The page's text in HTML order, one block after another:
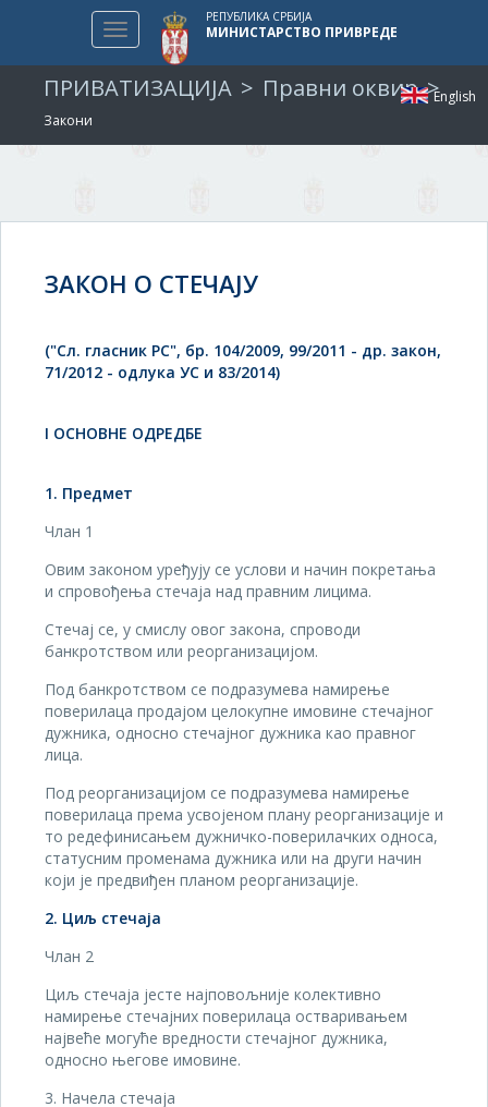
English
Toggle
navigation
РЕПУБЛИКА СРБИЈА
МИНИСТАРСТВО ПРИВРЕДЕ
ПРИВАТИЗАЦИЈА Правни оквир
Закони
ЗАКОН О СТЕЧАЈУ
("Сл. гласник РС", бр. 104/2009, 99/2011 - др. закон,
71/2012 - одлука УС и 83/2014)
I ОСНОВНЕ ОДРЕДБЕ
1. Предмет
Члан 1
Овим законом уређују се услови и начин покретања
и спровођења стечаја над правним лицима.
Стечај се, у смислу овог закона, спроводи
банкротством или реорганизацијом.
Под банкротством се подразумева намирење
поверилаца продајом целокупне имовине стечајног
дужника, односно стечајног дужника као правног
лица.
Под реорганизацијом се подразумева намирење
поверилаца према усвојеном плану реорганизације и
то редефинисањем дужничко-поверилачких односа,
статусним променама дужника или на други начин
који је предвиђен планом реорганизације.
2. Циљ стечаја
Члан 2
Циљ стечаја јесте најповољније колективно
намирење стечајних поверилаца остваривањем
највеће могуће вредности стечајног дужника,
односно његове имовине.
3. Начела стечаја